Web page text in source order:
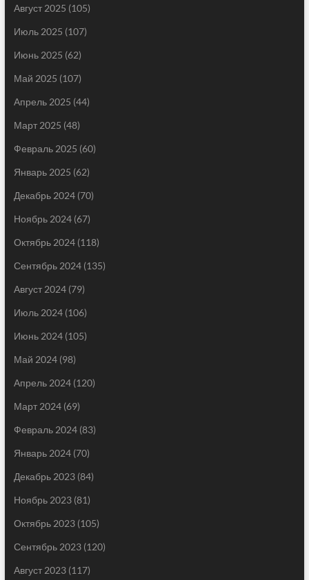
Август 2025 (105)
Июль 2025 (107)
Июнь 2025 (62)
Май 2025 (107)
Апрель 2025 (44)
Март 2025 (48)
Февраль 2025 (60)
Январь 2025 (62)
Декабрь 2024(70)
Ноябрь 2024(67)
Октябрь 2024(118)
Сентябрь 2024(135)
Август 2024(79)
Июль 2024(106)
Июнь 2024(105)
Май 2024(98)
Апрель 2024(120)
Март 2024(69)
Февраль 2024(83)
Январь 2024(70)
Декабрь 2023(84)
Ноябрь 2023(81)
Октябрь 2023(105)
Сентябрь 2023(120)
Август 2023(117)